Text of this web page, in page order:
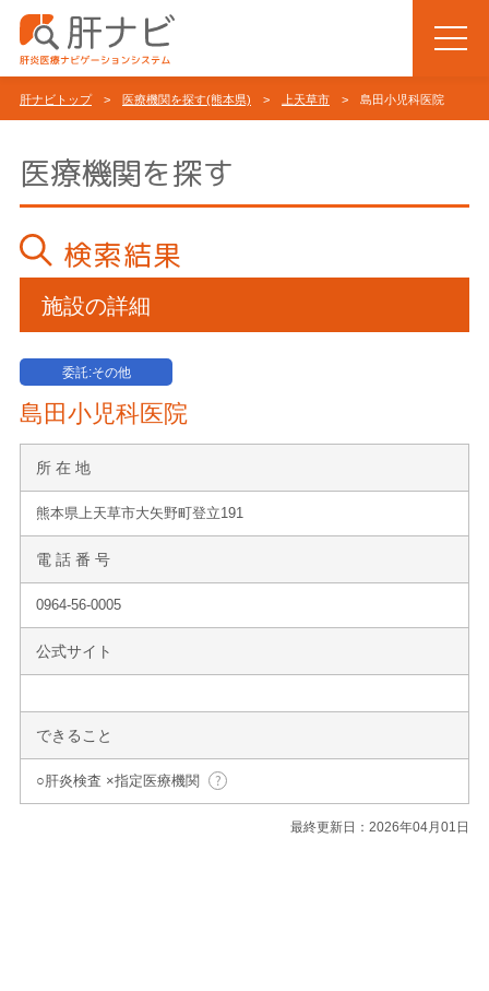
肝ナビトップ> 医療機関を探す(熊本県) > 上天草市 > 島田小児科医院
医療機関を探す
検索結果
施設の詳細
委託:その他
島田小児科医院
所 在 地
熊本県上天草市大矢野町登立191
電 話 番 号
0964-56-0005
公式サイト
できること
○肝炎検査 ×指定医療機関
最終更新日：2026年04月01日